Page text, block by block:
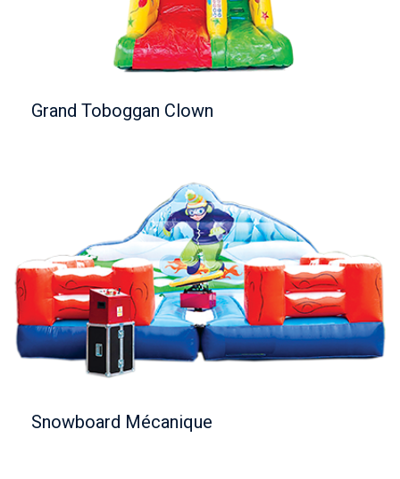
Grand Toboggan Clown
Snowboard Mécanique